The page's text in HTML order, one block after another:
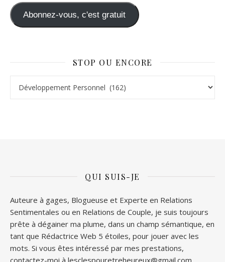
Abonnez-vous, c'est gratuit
STOP OU ENCORE
QUI SUIS-JE
Auteure à gages, Blogueuse et Experte en Relations
Sentimentales ou en Relations de Couple, je suis toujours
prête à dégainer ma plume, dans un champ sémantique, en
tant que Rédactrice Web 5 étoiles, pour jouer avec les
mots. Si vous êtes intéressé par mes prestations,
contactez-moi à lesclespouretreheureux@gmail.com